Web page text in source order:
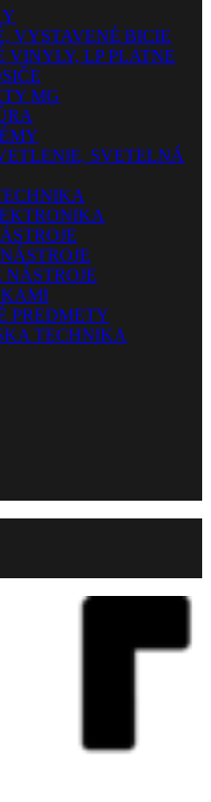
VYSTAVENÉ BICIE
VINYLY, LP PLATNE
MG
SVETELNÁ
PREDMETY
TECHNIKA